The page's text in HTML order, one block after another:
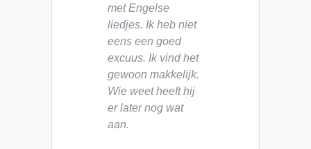
met Engelse
liedjes. Ik heb niet
eens een goed
excuus. Ik vind het
gewoon makkelijk.
Wie weet heeft hij
er later nog wat
aan.